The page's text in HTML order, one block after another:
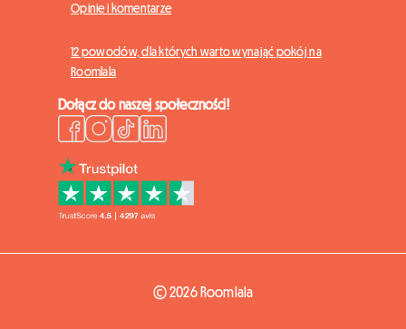
Opinie i komentarze
12 powodów, dla których warto wynająć pokój na
Roomlala
Dołącz do naszej społeczności!
© 2026 Roomlala